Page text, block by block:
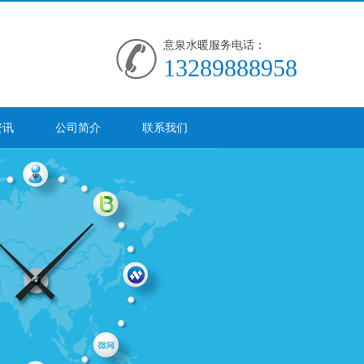
意泉水暖服务电话：
13289888958
公司简介 联系我们